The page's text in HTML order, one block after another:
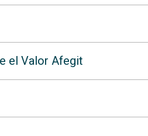
el Valor Afegit